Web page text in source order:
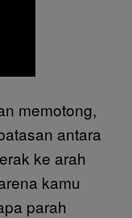
memotong,
antara
ke arah
kamu
parah